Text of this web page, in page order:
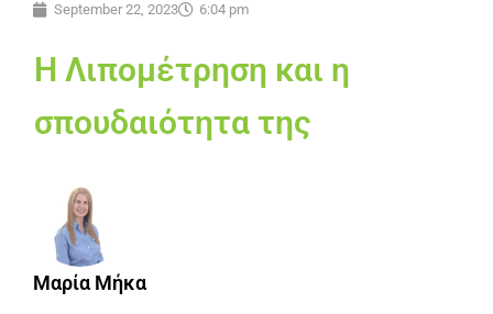
September 22, 2023 6:04 pm
Η Λιπομέτρηση και η
σπουδαιότητα της
Μαρία Μήκα